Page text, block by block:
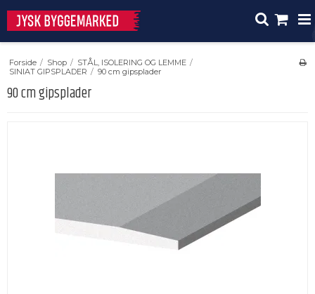
Forside / Shop / STÅL, ISOLERING OG LEMME /
SINIAT GIPSPLADER / 90 cm gipsplader
90 cm gipsplader